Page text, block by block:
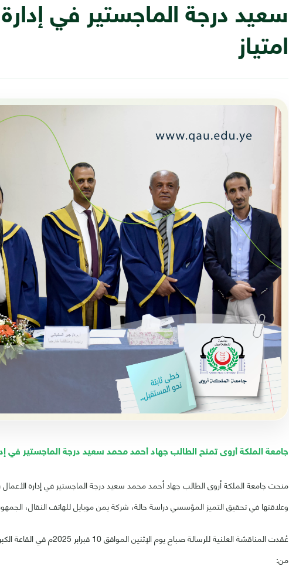
سعيد درجة الماجستير في إدارة
امتياز
جامعة الملكة أروى تمنح الطالب جهاد أحمد محمد سعيد درجة الماجستير في
منحت جامعة الملكة أروى الطالب جهاد أحمد محمد سعيد درجة الماجستير في إدارة الأعمال
وعلاقتها في تحقيق التميز المؤسسي دراسة حالة، شركة يمن موبايل للهاتف النقال،
عُقدت المناقشة العلنية
من: